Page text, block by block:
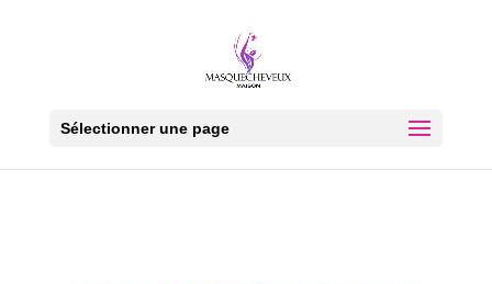
Sélectionner une page